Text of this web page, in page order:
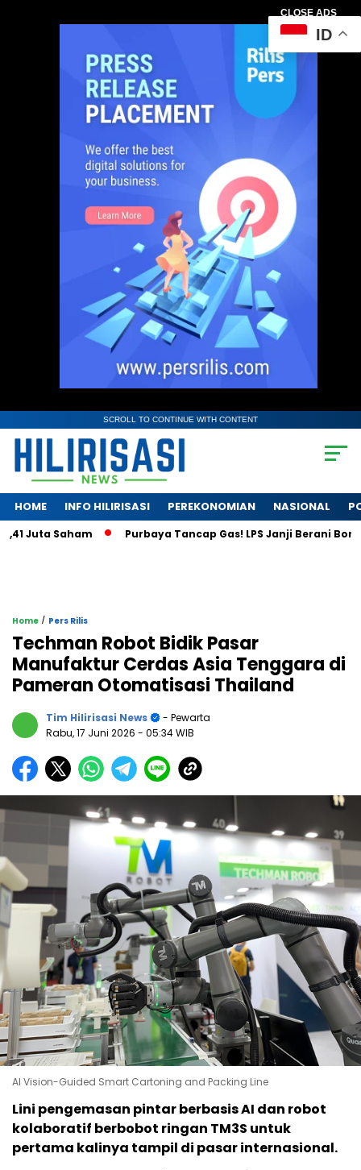
CLOSE ADS
SCROLL TO CONTINUE WITH CONTENT
HOME INFO HILIRISASI PEREKONOMIAN NASIONAL
Juta Saham Purbaya Tancap Gas! LPS Janji Berani Bongkar
Home / Pers Rilis
Techman Robot Bidik Pasar
Manufaktur Cerdas Asia Tenggara di
Pameran Otomatisasi Thailand
Tim Hilirisasi News
- Pewarta
Rabu, 17 Juni 2026 - 05:34 WIB
AI Vision-Guided Smart Cartoning and Packing Line
Lini pengemasan pintar berbasis AI dan robot
kolaboratif berbobot ringan TM3S untuk
pertama kalinya tampil di pasar internasional.
ID